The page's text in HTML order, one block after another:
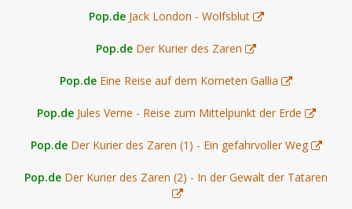
Pop.de Jack London - Wolfsblut
Pop.de Der Kurier des Zaren
Pop.de Eine Reise auf dem Kometen Gallia
Pop.de Jules Verne - Reise zum Mittelpunkt der Erde
Pop.de Der Kurier des Zaren (1) - Ein gefahrvoller Weg
Pop.de Der Kurier des Zaren (2) - In der Gewalt der Tataren